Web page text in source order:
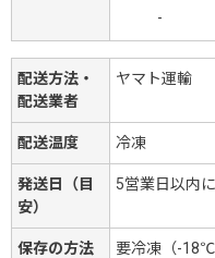
-
配送方法・
配送業者
ヤマト運輸
配送温度 冷凍
発送日（目
安）
5営業日以内
保存の方法 要冷凍（-18℃